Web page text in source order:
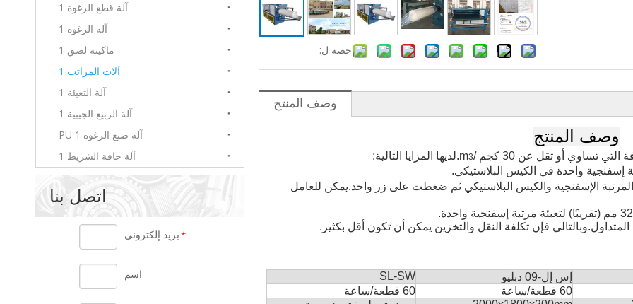
آلة قطع الرغوة 1
آلة الرغوة 1
ماكينة لصق 1
آلات المراتب 1
آلة التعبئة 1
آلة الربيع الجيبية 1
آلة صنع الرغوة PU 1
آلة حافة الشريط 1
اتصل بنا
*بريد إلكتروني
اسم
حصة ل:
وصف المنتج
وصف المنتج
تساوي أو تقل عن 30 كجم / m3
.لديها المزايا التالية:
الإسفنجية والكيس البلاستيكي ثم ضغطت على زر واحد.يمكن للعامل
فإن تكلفة النقل والتخزين يمكن أن تكون أقل بكثير.
إس إل-09 دبليو
SL-SW
60 قطعة/ساعة
60 قطعة/ساعة